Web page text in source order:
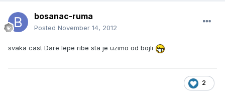
bosanac-ruma
Posted November 14, 2012
svaka cast Dare lepe ribe sta je uzimo od bojli
2